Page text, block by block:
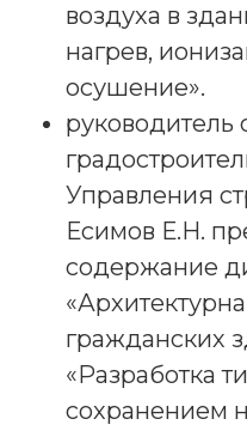
воздуха в
нагрев,
осушение».
руководитель
Управления
Есимов Е.Н.
содержание
гражданских
«Разработка
сохранением